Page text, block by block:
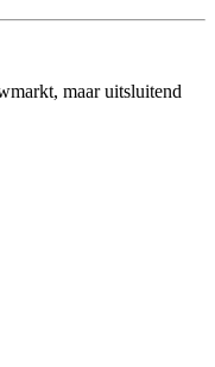
maar uitsluitend